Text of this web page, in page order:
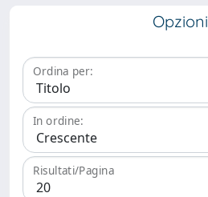
Opzioni
Ordina per:
In ordine:
Risultati/Pagina